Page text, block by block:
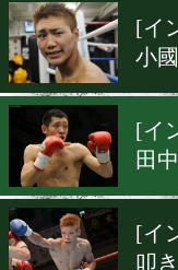
▶ 新着 KO KiNG
[